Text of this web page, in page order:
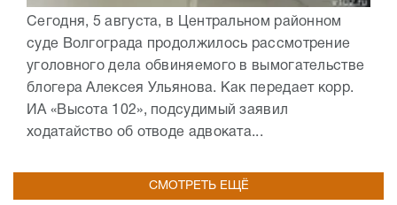
Сегодня, 5 августа, в Центральном районном
суде Волгограда продолжилось рассмотрение
уголовного дела обвиняемого в вымогательстве
блогера Алексея Ульянова. Как передает корр.
ИА «Высота 102», подсудимый заявил
ходатайство об отводе адвоката...
СМОТРЕТЬ ЕЩЁ